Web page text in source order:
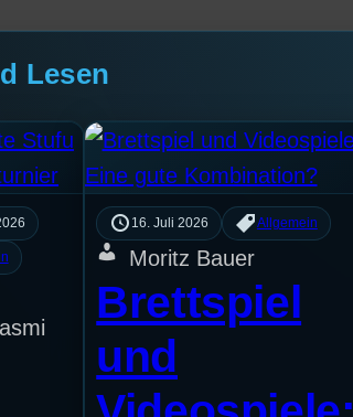
Lesen
16. Juli 2026 Allgemein
Moritz Bauer
Brettspiel
und